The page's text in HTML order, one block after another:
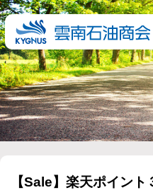
【Sale】楽天ポイン